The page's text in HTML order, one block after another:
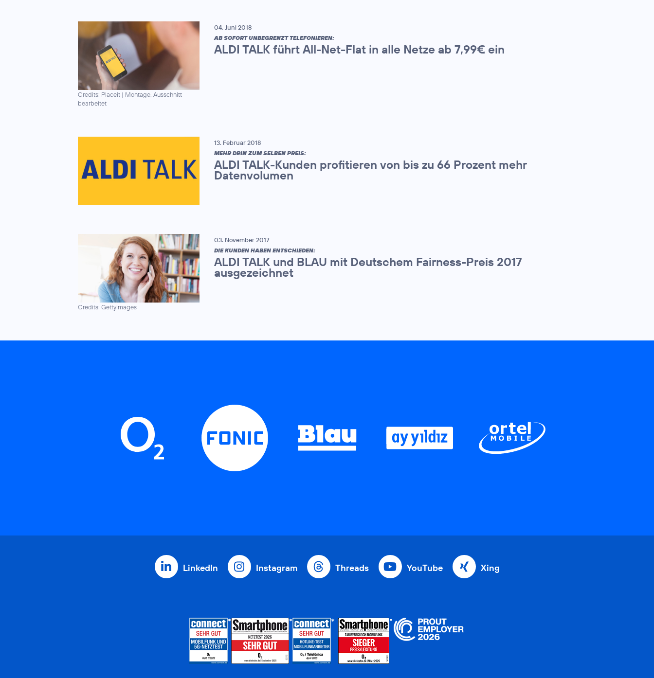
Credits: Placeit | Montage, Ausschnitt
bearbeitet
04. Juni 2018
AB SOFORT UNBEGRENZT TELEFONIEREN:
ALDI TALK führt All-Net-Flat in alle Netze ab 7,99€ ein
13. Februar 2018
MEHR DRIN ZUM SELBEN PREIS:
ALDI TALK-Kunden profitieren von bis zu 66 Prozent mehr
Datenvolumen
Credits: Gettyimages
03. November 2017
DIE KUNDEN HABEN ENTSCHIEDEN:
ALDI TALK und BLAU mit Deutschem Fairness-Preis 2017
ausgezeichnet
LinkedIn Instagram Threads YouTube Xing